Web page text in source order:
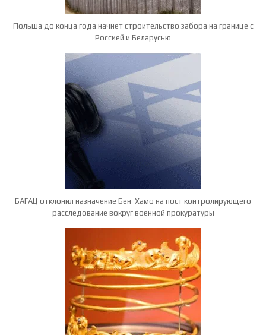
Польша до конца года начнет строительство забора на границе с
Россией и Беларусью
БАГАЦ отклонил назначение Бен-Хамо на пост контролирующего
расследование вокруг военной прокуратуры